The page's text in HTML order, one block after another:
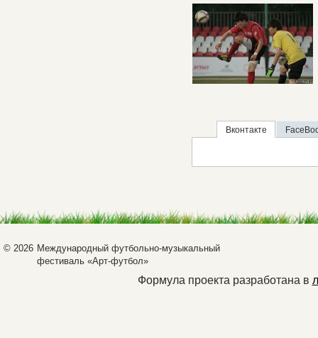
Вконтакте
© 2026 Международный футбольно-музыкальный
фестиваль «Арт-футбол»
Формула проекта разработана в